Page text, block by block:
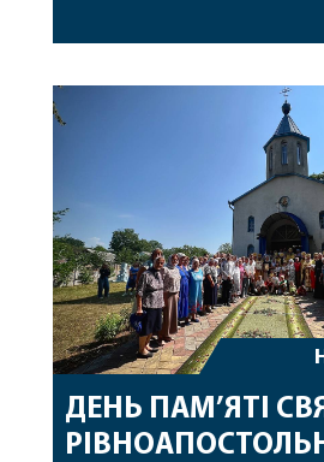
Його Високопреосвященству
священному сані. Під час
особливі молитви за мир в
ДЕНЬ ПАМ’ЯТІ